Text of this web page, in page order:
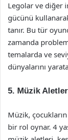
Legolar ve diğer
gücünü
tanır. Bu tür
zamanda
temalarda ve
dünyalarını
5. Müzik
Müzik,
bir rol oynar. 4